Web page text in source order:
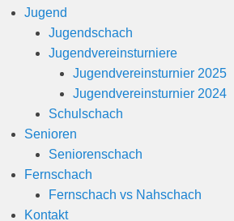
Jugend
Jugendschach
Jugendvereinsturniere
Jugendvereinsturnier 2025
Jugendvereinsturnier 2024
Schulschach
Senioren
Seniorenschach
Fernschach
Fernschach vs Nahschach
Kontakt